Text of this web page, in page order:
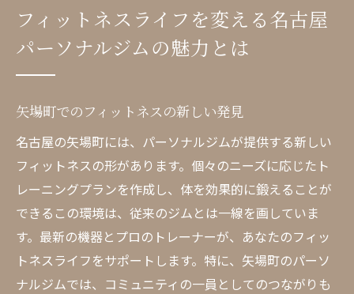
フィットネスライフを変える名古屋
パーソナルジムの魅力とは
矢場町でのフィットネスの新しい発見
名古屋の矢場町には、パーソナルジムが提供する新しい
フィットネスの形があります。個々のニーズに応じたト
レーニングプランを作成し、体を効果的に鍛えることが
できるこの環境は、従来のジムとは一線を画していま
す。最新の機器とプロのトレーナーが、あなたのフィッ
トネスライフをサポートします。特に、矢場町のパーソ
ナルジムでは、コミュニティの一員としてのつながりも